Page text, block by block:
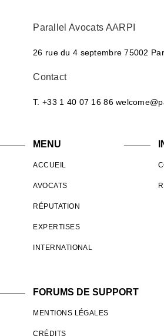
Parallel Avocats AARPI
26 rue du 4 septembre 75002
Contact
T. +33 1 40 07 16 86
MENU
ACCUEIL
AVOCATS
RÉPUTATION
EXPERTISES
INTERNATIONAL
FORUMS DE SUPPORT
MENTIONS LÉGALES
CRÉDITS